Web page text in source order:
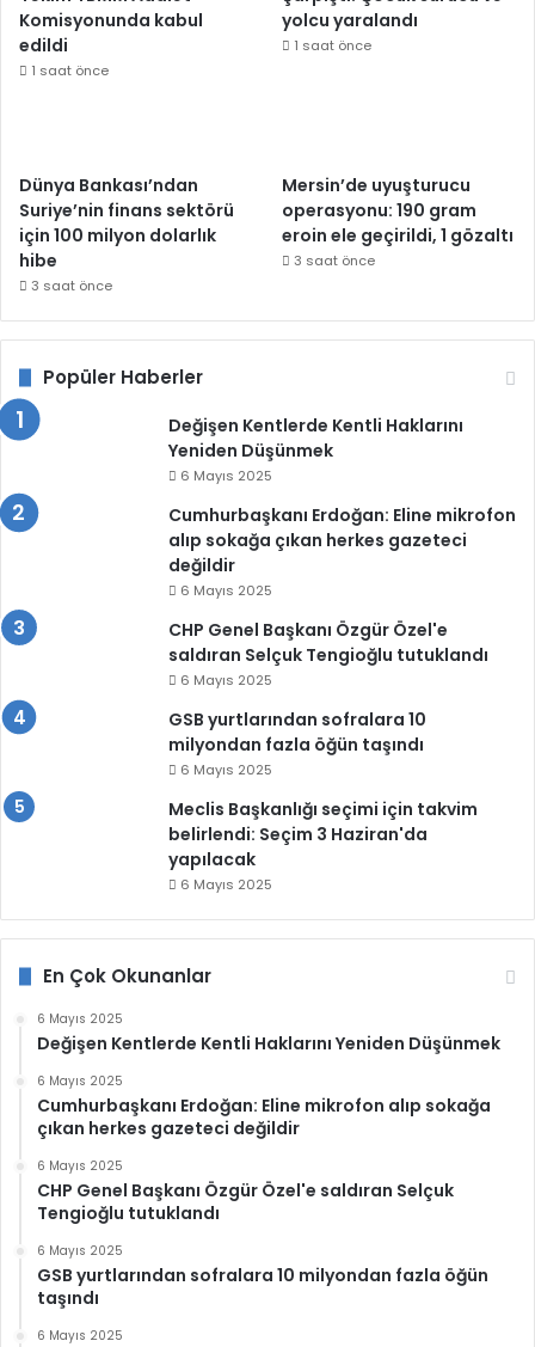
Komisyonunda kabul
edildi
1 saat önce
yolcu yaralandı
1 saat önce
Dünya Bankası’ndan
Suriye’nin finans sektörü
için 100 milyon dolarlık
hibe
3 saat önce
Mersin’de uyuşturucu
operasyonu: 190 gram
eroin ele geçirildi, 1 gözaltı
3 saat önce
Popüler Haberler
Değişen Kentlerde Kentli Haklarını
Yeniden Düşünmek
6 Mayıs 2025
Cumhurbaşkanı Erdoğan: Eline mikrofon
alıp sokağa çıkan herkes gazeteci
değildir
6 Mayıs 2025
CHP Genel Başkanı Özgür Özel'e
saldıran Selçuk Tengioğlu tutuklandı
6 Mayıs 2025
GSB yurtlarından sofralara 10
milyondan fazla öğün taşındı
6 Mayıs 2025
Meclis Başkanlığı seçimi için takvim
belirlendi: Seçim 3 Haziran'da
yapılacak
6 Mayıs 2025
En Çok Okunanlar
6 Mayıs 2025
Değişen Kentlerde Kentli Haklarını Yeniden Düşünmek
6 Mayıs 2025
Cumhurbaşkanı Erdoğan: Eline mikrofon alıp sokağa
çıkan herkes gazeteci değildir
6 Mayıs 2025
CHP Genel Başkanı Özgür Özel'e saldıran Selçuk
Tengioğlu tutuklandı
6 Mayıs 2025
GSB yurtlarından sofralara 10 milyondan fazla öğün
taşındı
6 Mayıs 2025